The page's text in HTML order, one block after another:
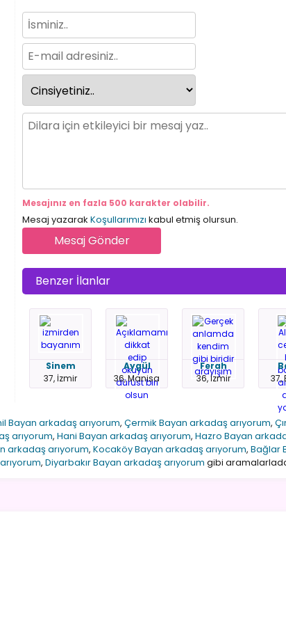
Mesajınız en fazla 500 karakter olabilir.
Mesaj yazarakKoşullarımızı kabul etmiş olursun.
Benzer İlanlar
Sinem
37, İzmir
Aygül
36, Manisa
Ferah
36, İzmir
37,
Bayan arkadaş arıyorum, Çermik Bayan arkadaş arıyorum,
arıyorum, Hani Bayan arkadaş arıyorum, Hazro Bayan
arkadaş arıyorum, Kocaköy Bayan arkadaş arıyorum, Bağlar
, Diyarbakır Bayan arkadaş arıyorum gibi